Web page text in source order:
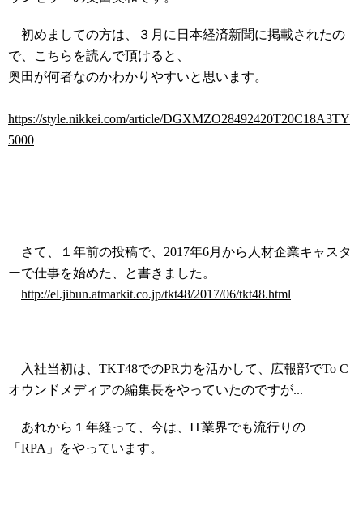
初めましての方は、３月に日本経済新聞に掲載されたの
で、こちらを読んで頂けると、
奥田が何者なのかわかりやすいと思います。
https://style.nikkei.com/article/DGXMZO28492420T20C18A3TY
5000
さて、１年前の投稿で、2017年6月から人材企業キャスタ
ーで仕事を始めた、と書きました。
http://el.jibun.atmarkit.co.jp/tkt48/2017/06/tkt48.html
入社当初は、TKT48でのPR力を活かして、広報部でTo C
オウンドメディアの編集長をやっていたのですが...
あれから１年経って、今は、IT業界でも流行りの
「RPA」をやっています。